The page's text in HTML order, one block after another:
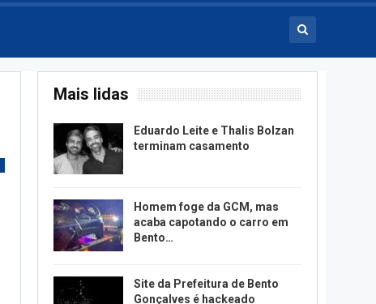
Mais lidas
Eduardo Leite e Thalis Bolzan
terminam casamento
Homem foge da GCM, mas
acaba capotando o carro em
Bento…
Site da Prefeitura de Bento
Gonçalves é hackeado